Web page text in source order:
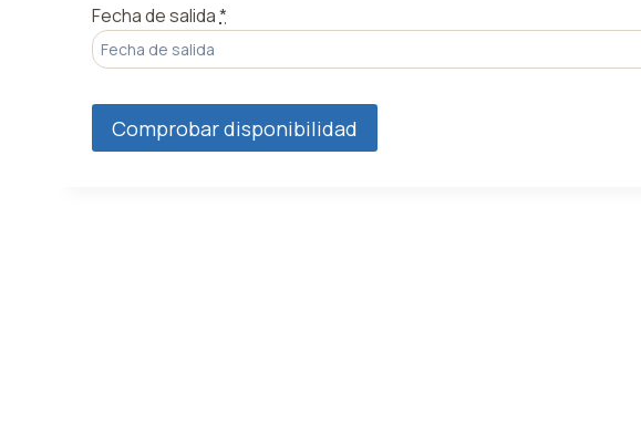
Fecha de salida*